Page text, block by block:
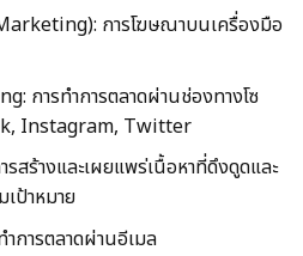
การโฆษณาบนเครื่องมือ
การทำการตลาดผ่านช่องทางโซ
Instagram, Twitter
ร้างและเผยแพร่เนื้อหาที่ดึงดูดและ
ป้าหมาย
การตลาดผ่านอีเมล